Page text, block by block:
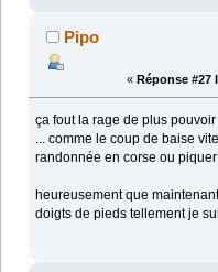
Pipo
« Réponse #27
ça fout la rage de plus
... comme le coup de baise
randonnée en corse ou
heureusement que
doigts de pieds tellement je